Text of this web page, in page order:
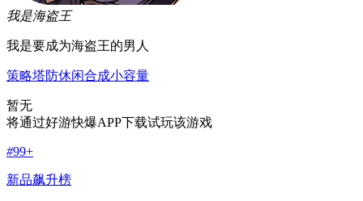
我是海盗王
我是要成为海盗王的男人
策略塔防休闲合成小容量
暂无
将通过好游快爆APP下载试玩该游戏
#99+
新品飙升榜